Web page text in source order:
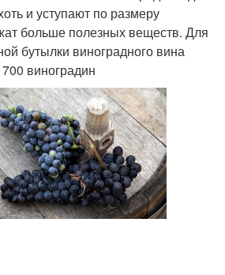
и уступают по размеру
больше полезных веществ. Для
бутылки виноградного вина
виноградин